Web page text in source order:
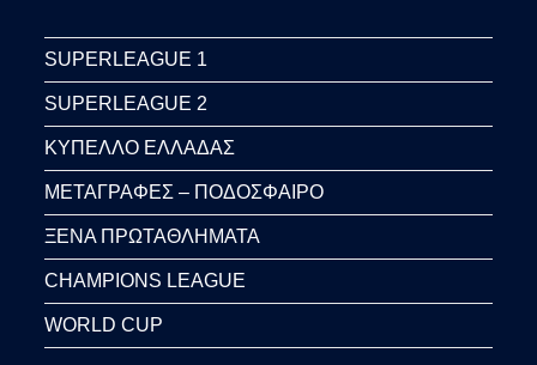
SUPERLEAGUE 1
SUPERLEAGUE 2
ΚΥΠΕΛΛΟ ΕΛΛΑΔΑΣ
ΜΕΤΑΓΡΑΦΕΣ – ΠΟΔΟΣΦΑΙΡΟ
ΞΕΝΑ ΠΡΩΤΑΘΛΗΜΑΤΑ
CHAMPIONS LEAGUE
WORLD CUP